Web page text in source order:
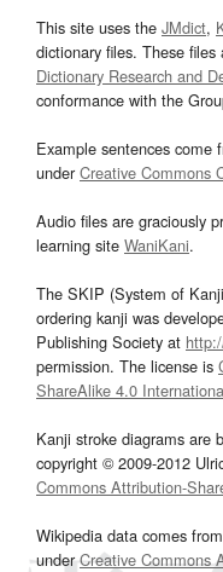
This site uses the JMdict,
dictionary files. These
Dictionary Research and
conformance with the
Example sentences come
underCreative Commons
Audio files are graciously
learning site WaniKani.
The SKIP (System of
ordering kanji was
Publishing Society at
permission. The license is
ShareAlike 4.0
Kanji stroke diagrams are
copyright © 2009-2012
Commons Attribution-
Wikipedia data comes
underCreative Commons